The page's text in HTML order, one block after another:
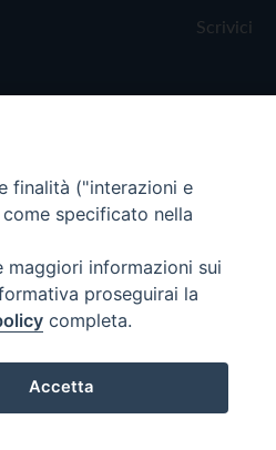
Scrivici
finalità ("interazioni e
specificato nella
informazioni sui
proseguirai la
completa.
Accetta